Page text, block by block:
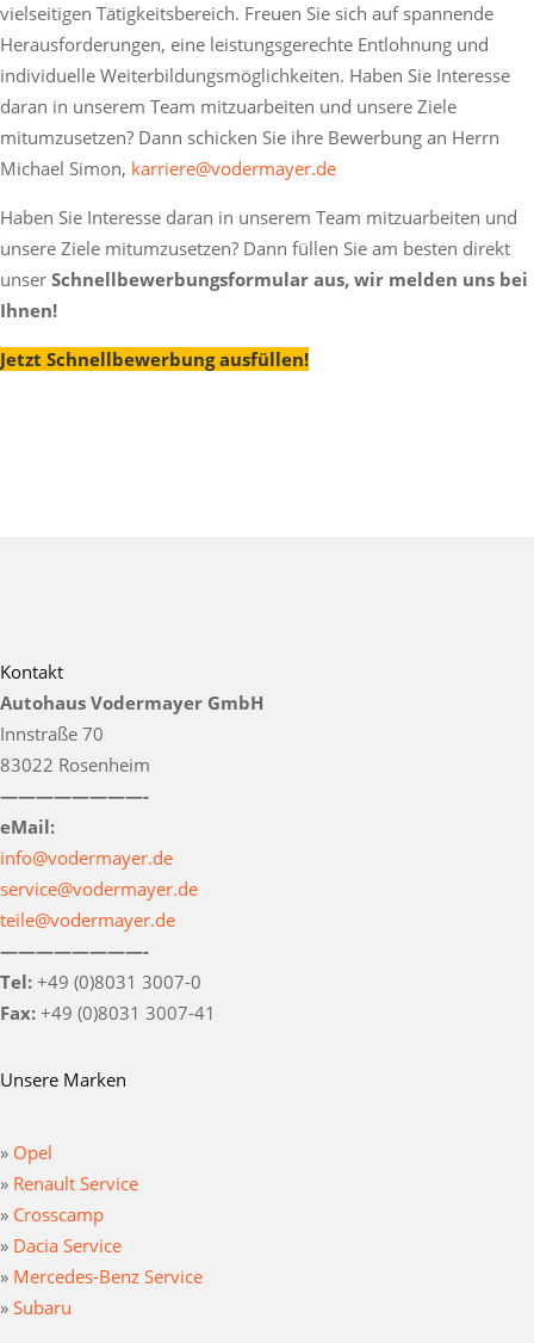
vielseitigen Tätigkeitsbereich. Freuen Sie sich auf spannende
Herausforderungen, eine leistungsgerechte Entlohnung und
individuelle Weiterbildungsmöglichkeiten. Haben Sie Interesse
daran in unserem Team mitzuarbeiten und unsere Ziele
mitumzusetzen? Dann schicken Sie ihre Bewerbung an Herrn
Michael Simon, karriere@vodermayer.de
Haben Sie Interesse daran in unserem Team mitzuarbeiten und
unsere Ziele mitumzusetzen? Dann füllen Sie am besten direkt
unser Schnellbewerbungsformular aus, wir melden uns bei
Ihnen!
Jetzt Schnellbewerbung ausfüllen!
Kontakt
Autohaus Vodermayer GmbH
Innstraße 70
83022 Rosenheim
————————-
eMail:
info@vodermayer.de
service@vodermayer.de
teile@vodermayer.de
————————-
Tel: +49 (0)8031 3007-0
Fax: +49 (0)8031 3007-41
Unsere Marken
» Opel
» Renault Service
» Crosscamp
» Dacia Service
» Mercedes-Benz Service
» Subaru